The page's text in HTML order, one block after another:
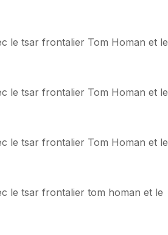
le tsar frontalier Tom Homan et le
le tsar frontalier Tom Homan et le
le tsar frontalier Tom Homan et le
le tsar frontalier tom homan et le